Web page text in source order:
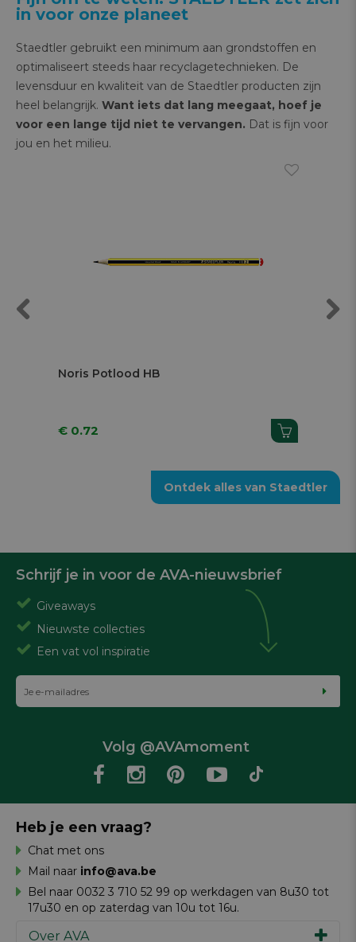
in voor onze planeet
Staedtler gebruikt een minimum aan grondstoffen en
optimaliseert steeds haar recyclagetechnieken. De
levensduur en kwaliteit van de Staedtler producten zijn
heel belangrijk. Want iets dat lang meegaat, hoef je
voor een lange tijd niet te vervangen. Dat is fijn voor
jou en het milieu.
Noris Potlood HB
€ 0.72
Ontdek alles van Staedtler
Schrijf je in voor de AVA-nieuwsbrief
Giveaways
Nieuwste collecties
Een vat vol inspiratie
Volg @AVAmoment
Over AVA
Heb je een vraag?
Chat met ons
Mail naar info@ava.be
Bel naar 0032 3 710 52 99 op werkdagen van 8u30 tot
17u30 en op zaterdag van 10u tot 16u.